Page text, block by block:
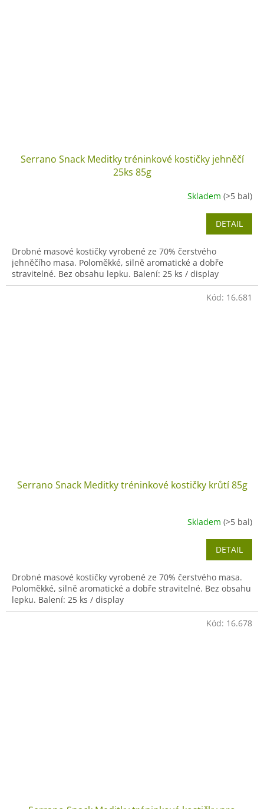
Serrano Snack Meditky tréninkové kostičky jehněčí
25ks 85g
Skladem (>5 bal)
DETAIL
Drobné masové kostičky vyrobené ze 70% čerstvého
jehněčího masa. Poloměkké, silně aromatické a dobře
stravitelné. Bez obsahu lepku. Balení: 25 ks / display
Serrano Snack Meditky tréninkové kostičky krůtí 85g
Skladem (>5 bal)
DETAIL
Drobné masové kostičky vyrobené ze 70% čerstvého masa.
Poloměkké, silně aromatické a dobře stravitelné. Bez obsahu
lepku. Balení: 25 ks / display
Kód: 16.681
Kód: 16.678